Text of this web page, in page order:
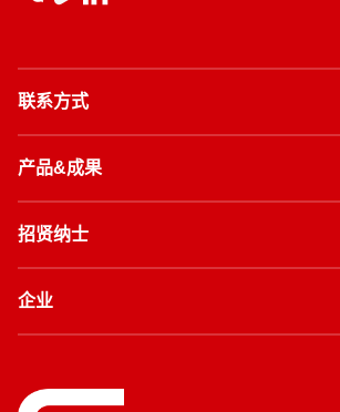
联系方式
产品&成果
招贤纳士
企业